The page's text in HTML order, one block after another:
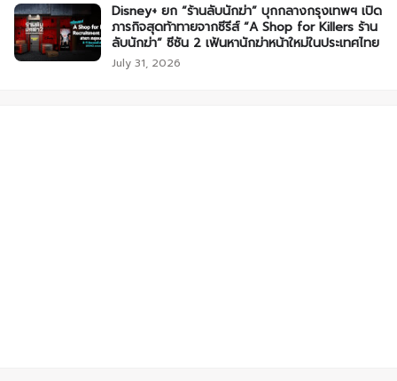
Disney+ ยก “ร้านลับนักฆ่า” บุกกลางกรุงเทพฯ เปิด
ภารกิจสุดท้าทายจากซีรีส์ “A Shop for Killers ร้าน
ลับนักฆ่า” ซีซัน 2 เฟ้นหานักฆ่าหน้าใหม่ในประเทศไทย
July 31, 2026